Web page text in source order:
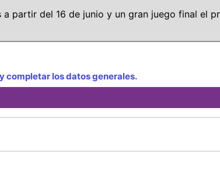
partir del 16 de junio y un gran juego final el
completar los datos generales.